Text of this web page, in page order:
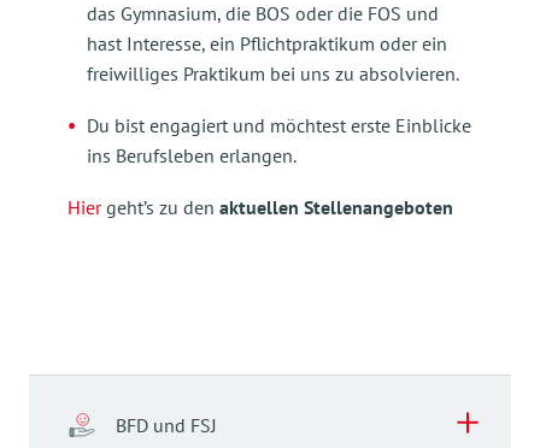
das Gymnasium, die BOS oder die FOS und
hast Interesse, ein Pflichtpraktikum oder ein
freiwilliges Praktikum bei uns zu absolvieren.
Du bist engagiert und möchtest erste Einblicke
ins Berufsleben erlangen.
Hiergeht’s zu den aktuellen Stellenangeboten
BFD und FSJ